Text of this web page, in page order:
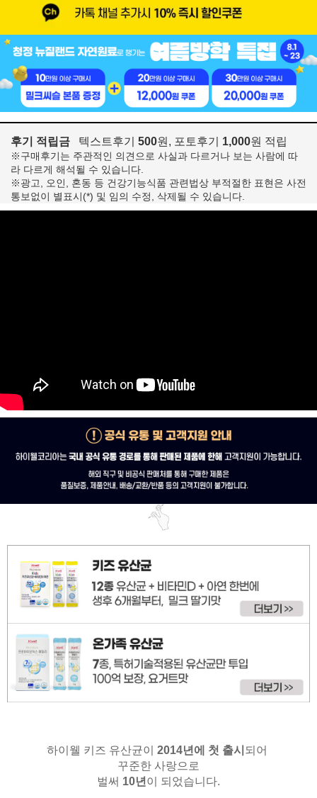
후기 적립금 텍스트후기 500원, 포토후기 1,000원 적립
※구매후기는 주관적인 의견으로 사실과 다르거나 보는 사람에 따
라 다르게 해석될 수 있습니다.
※광고, 오인, 혼동 등 건강기능식품 관련법상 부적절한 표현은 사전
통보없이 별표시(*) 및 임의 수정, 삭제될 수 있습니다.
하이웰 키즈 유산균이 2014년에 첫 출시 되어
꾸준한 사랑으로
벌써 10년 이 되었습니다.